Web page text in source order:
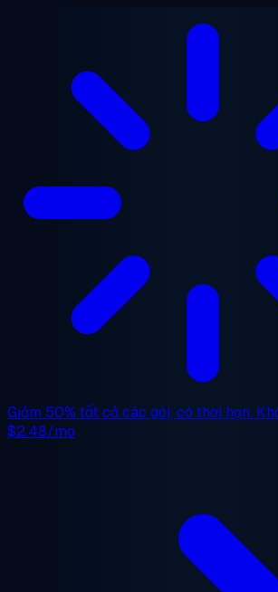
Giảm 50% tất cả các gói, có thời hạn.
$2.48/mo